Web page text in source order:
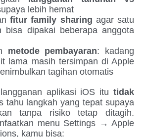
lebih hemat
fitur family sharing agar satu
bisa dipakai beberapa anggota
metode pembayaran: kadang
lama masih tersimpan di Apple
tagihan otomatis
aplikasi iOS itu tidak
tahu langkah yang tepat supaya
tanpa risiko tetap ditagih.
menu Settings → Apple
kamu bisa: